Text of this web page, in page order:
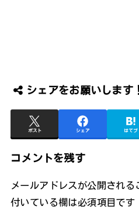
シェアをお願いします！
ポスト シェア はてブ
コメントを残す
メールアドレスが公開される
付いている欄は必須項目です